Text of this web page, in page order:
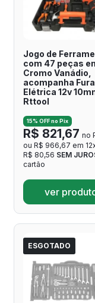
Jogo de
com 47 peças
Cromo Vanádio,
acompanha
Elétrica 12v
Rttool
15% OFF no Pix
R$ 821,67 no
ou R$ 966,67 em
R$ 80,56 SEM
cartão
ver
ESGOTADO